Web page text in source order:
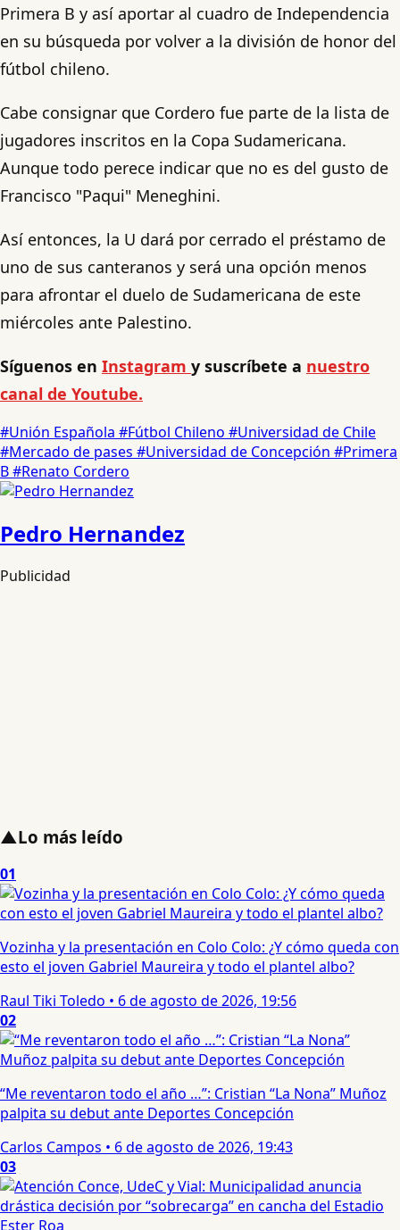
Primera B y así aportar al cuadro de Independencia
en su búsqueda por volver a la división de honor del
fútbol chileno.
Cabe consignar que Cordero fue parte de la lista de
jugadores inscritos en la Copa Sudamericana.
Aunque todo perece indicar que no es del gusto de
Francisco "Paqui" Meneghini.
Así entonces, la U dará por cerrado el préstamo de
uno de sus canteranos y será una opción menos
para afrontar el duelo de Sudamericana de este
miércoles ante Palestino.
Síguenos en Instagram y suscríbete a nuestro
canal de Youtube.
#Unión Española #Fútbol Chileno #Universidad de Chile
#Mercado de pases #Universidad de Concepción #Primera
B#Renato Cordero
Pedro Hernandez
Publicidad
▲Lo más leído
01
Vozinha y la presentación en Colo Colo: ¿Y cómo queda con
esto el joven Gabriel Maureira y todo el plantel albo?
Raul Tiki Toledo • 6 de agosto de 2026, 19:56
02
“Me reventaron todo el año …”: Cristian “La Nona” Muñoz
palpita su debut ante Deportes Concepción
Carlos Campos • 6 de agosto de 2026, 19:43
03